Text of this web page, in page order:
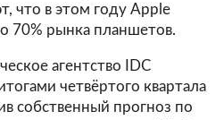
что в этом году Apple
70% рынка планшетов.
агентство
IDC
четвёртого квартала
собственный прогноз по